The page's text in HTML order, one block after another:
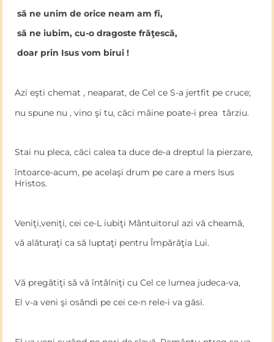
să ne unim de orice neam am fi,
să ne iubim, cu-o dragoste frăţescă,
doar prin Isus vom birui !
Azi eşti chemat , neaparat, de Cel ce S-a jertfit pe cruce;
nu spune nu , vino şi tu, căci mâine poate-i prea târziu.
Stai nu pleca, căci calea ta duce de-a dreptul la pierzare,
întoarce-acum, pe acelaşi drum pe care a mers Isus
Hristos.
Veniţi,veniţi, cei ce-L iubiţi Mântuitorul azi vă cheamă,
vă alăturaţi ca să luptaţi pentru Împărăţia Lui.
Vă pregătiţi să vă întâlniţi cu Cel ce lumea judeca-va,
El v-a veni şi osândi pe cei ce-n rele-i va găsi.